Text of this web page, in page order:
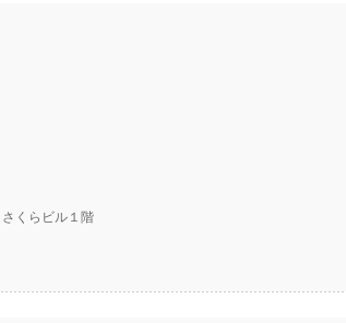
くらビル１階